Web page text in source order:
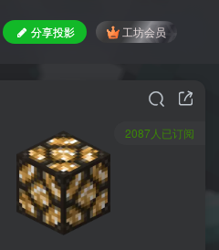
分享投影 工坊会员
2087人已订阅